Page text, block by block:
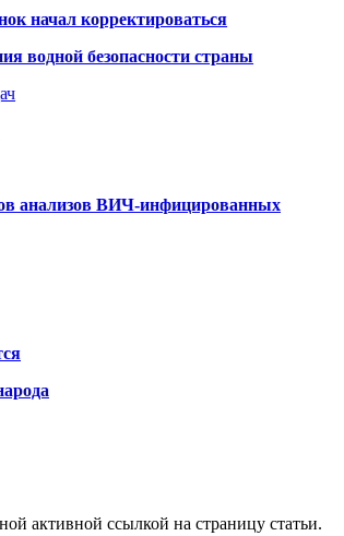
начал корректироваться
водной безопасности страны
анализов ВИЧ-инфицированных
активной ссылкой на страницу статьи.